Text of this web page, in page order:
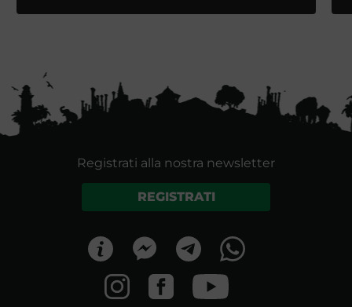
Registrati alla nostra newsletter
REGISTRATI